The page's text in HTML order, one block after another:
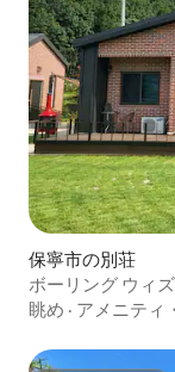
保寧市の別荘
ボーリング ウィ
眺め · アメニティ